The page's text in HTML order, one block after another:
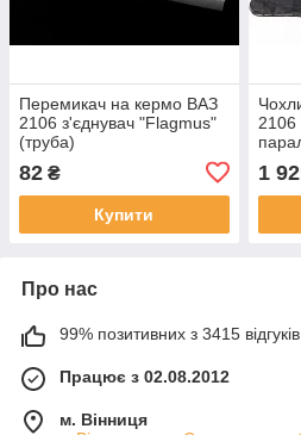
Перемикач на кермо ВАЗ
2106 з'єднувач "Flagmus"
(труба)
82 ₴
Купити
2106
1
Про нас
99% позитивних з 3415 відгуків
Працює з 02.08.2012
м. Вінниця